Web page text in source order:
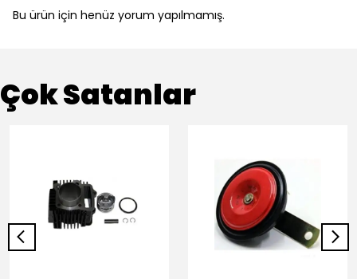
Bu ürün için henüz yorum yapılmamış.
Çok Satanlar